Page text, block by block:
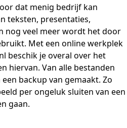
dat menig bedrijf kan
teksten, presentaties,
nog veel meer wordt het door
Met een online werkplek
beschik je overal over het
hiervan. Van alle bestanden
backup van gemaakt. Zo
per ongeluk sluiten van een
gaan.